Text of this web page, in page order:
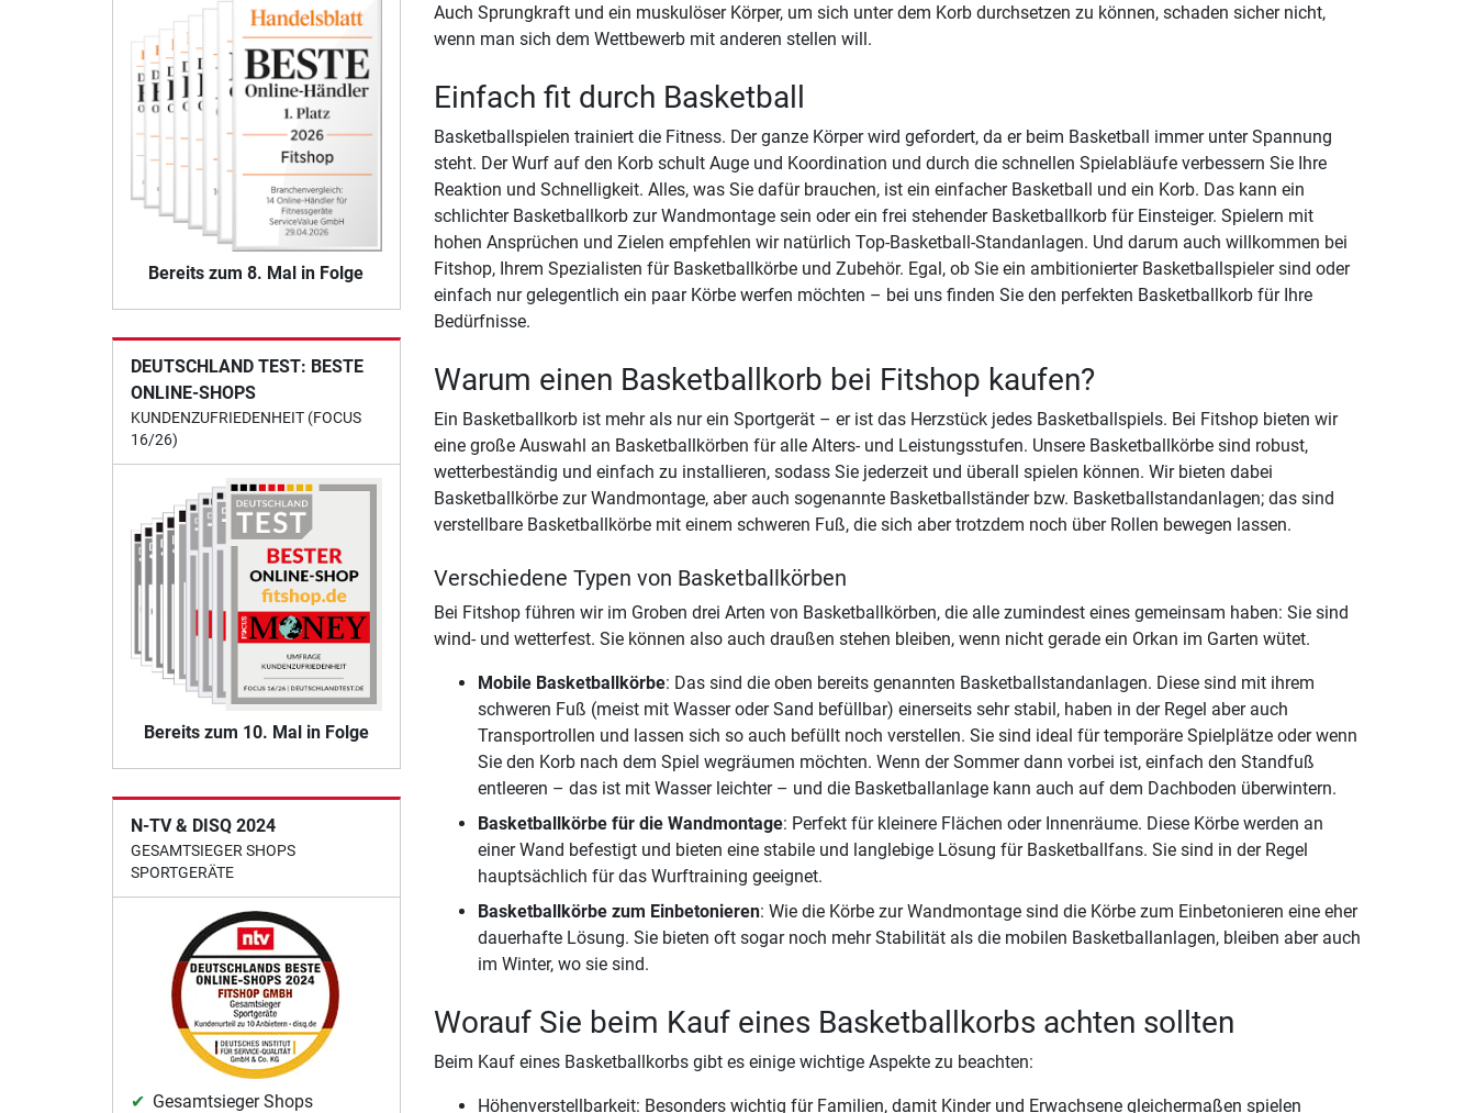
Bereits zum 8. Mal in Folge
DEUTSCHLAND TEST: BESTE
ONLINE-SHOPS
KUNDENZUFRIEDENHEIT (FOCUS
16/26)
Bereits zum 10. Mal in Folge
N-TV & DISQ 2024
GESAMTSIEGER SHOPS
SPORTGERÄTE
Gesamtsieger Shops
Auch Sprungkraft und ein muskulöser Körper, um sich unter dem Korb durchsetzen zu können, schaden sicher nicht,
wenn man sich dem Wettbewerb mit anderen stellen will.
Einfach fit durch Basketball
Basketballspielen trainiert die Fitness. Der ganze Körper wird gefordert, da er beim Basketball immer unter Spannung
steht. Der Wurf auf den Korb schult Auge und Koordination und durch die schnellen Spielabläufe verbessern Sie Ihre
Reaktion und Schnelligkeit. Alles, was Sie dafür brauchen, ist ein einfacher Basketball und ein Korb. Das kann ein
schlichter Basketballkorb zur Wandmontage sein oder ein frei stehender Basketballkorb für Einsteiger. Spielern mit
hohen Ansprüchen und Zielen empfehlen wir natürlich Top-Basketball-Standanlagen. Und darum auch willkommen bei
Fitshop, Ihrem Spezialisten für Basketballkörbe und Zubehör. Egal, ob Sie ein ambitionierter Basketballspieler sind oder
einfach nur gelegentlich ein paar Körbe werfen möchten – bei uns finden Sie den perfekten Basketballkorb für Ihre
Bedürfnisse.
Warum einen Basketballkorb bei Fitshop kaufen?
Ein Basketballkorb ist mehr als nur ein Sportgerät – er ist das Herzstück jedes Basketballspiels. Bei Fitshop bieten wir
eine große Auswahl an Basketballkörben für alle Alters- und Leistungsstufen. Unsere Basketballkörbe sind robust,
wetterbeständig und einfach zu installieren, sodass Sie jederzeit und überall spielen können. Wir bieten dabei
Basketballkörbe zur Wandmontage, aber auch sogenannte Basketballständer bzw. Basketballstandanlagen; das sind
verstellbare Basketballkörbe mit einem schweren Fuß, die sich aber trotzdem noch über Rollen bewegen lassen.
Verschiedene Typen von Basketballkörben
Bei Fitshop führen wir im Groben drei Arten von Basketballkörben, die alle zumindest eines gemeinsam haben: Sie sind
wind- und wetterfest. Sie können also auch draußen stehen bleiben, wenn nicht gerade ein Orkan im Garten wütet.
Mobile Basketballkörbe: Das sind die oben bereits genannten Basketballstandanlagen. Diese sind mit ihrem
schweren Fuß (meist mit Wasser oder Sand befüllbar) einerseits sehr stabil, haben in der Regel aber auch
Transportrollen und lassen sich so auch befüllt noch verstellen. Sie sind ideal für temporäre Spielplätze oder wenn
Sie den Korb nach dem Spiel wegräumen möchten. Wenn der Sommer dann vorbei ist, einfach den Standfuß
entleeren – das ist mit Wasser leichter – und die Basketballanlage kann auch auf dem Dachboden überwintern.
Basketballkörbe für die Wandmontage: Perfekt für kleinere Flächen oder Innenräume. Diese Körbe werden an
einer Wand befestigt und bieten eine stabile und langlebige Lösung für Basketballfans. Sie sind in der Regel
hauptsächlich für das Wurftraining geeignet.
Basketballkörbe zum Einbetonieren: Wie die Körbe zur Wandmontage sind die Körbe zum Einbetonieren eine eher
dauerhafte Lösung. Sie bieten oft sogar noch mehr Stabilität als die mobilen Basketballanlagen, bleiben aber auch
im Winter, wo sie sind.
Worauf Sie beim Kauf eines Basketballkorbs achten sollten
Beim Kauf eines Basketballkorbs gibt es einige wichtige Aspekte zu beachten:
Höhenverstellbarkeit: Besonders wichtig für Familien, damit Kinder und Erwachsene gleichermaßen spielen